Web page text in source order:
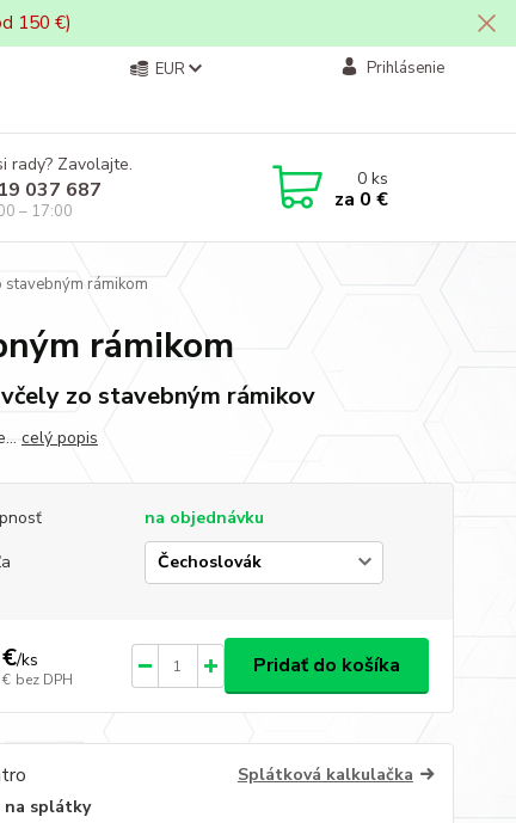
150 €)
EUR Prihlásenie
rady? Zavolajte.
037 687
– 17:00
0ks
za 0 €
rámikom
rámikom
zo stavebným rámikov
celý popis
na objednávku
/ks
bez DPH
Pridať do košíka
Splátková kalkulačka
na splátky